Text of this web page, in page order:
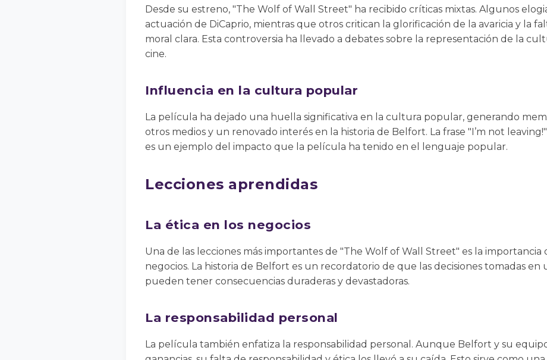
Desde su estreno, "The Wolf of Wall Street" ha recibido críticas mixtas. Algunos
actuación de DiCaprio, mientras que otros critican la glorificación de la avaricia y la
moral clara. Esta controversia ha llevado a debates sobre la representación de la
cine.
Influencia en la cultura popular
La película ha dejado una huella significativa en la cultura popular, generando
otros medios y un renovado interés en la historia de Belfort. La frase "I’m not
es un ejemplo del impacto que la película ha tenido en el lenguaje popular.
Lecciones aprendidas
La ética en los negocios
Una de las lecciones más importantes de "The Wolf of Wall Street" es la importancia
negocios. La historia de Belfort es un recordatorio de que las decisiones tomadas en
pueden tener consecuencias duraderas y devastadoras.
La responsabilidad personal
La película también enfatiza la responsabilidad personal. Aunque Belfort y su